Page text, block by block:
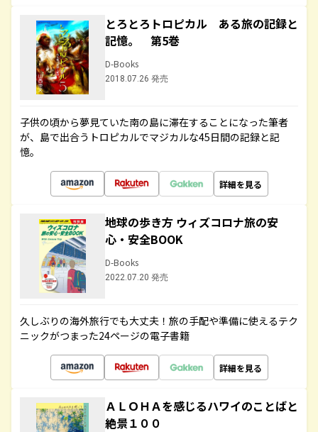
とろとろトロピカル ある旅の記録と
記憶。 第5巻
D-Books
2018.07.26 発売
子供の頃から夢見ていた南の島に滞在することになった筆者
が、島で出合うトロピカルでマジカルな45日間の記録と記
憶。
詳細を見る
地球の歩き方 ウィズコロナ旅の安
心・安全BOOK
D-Books
2022.07.20 発売
久しぶりの海外旅行でも大丈夫！旅の手配や準備に使えるテク
ニックがつまった24ページの電子書籍
詳細を見る
ＡＬＯＨＡを感じるハワイのことばと
絶景１００